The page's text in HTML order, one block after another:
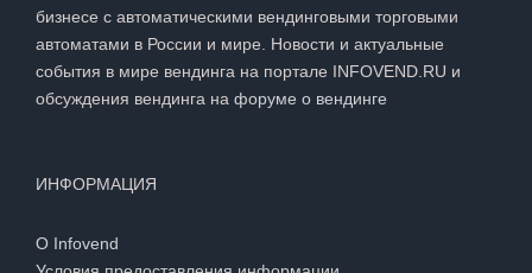
бизнесе с автоматическими вендинговыми торговыми
автоматами в России и мире. Новости и актуальные
события в мире вендинга на портале INFOVEND.RU и
обсуждения вендинга на форуме о вендинге
ИНФОРМАЦИЯ
О Infovend